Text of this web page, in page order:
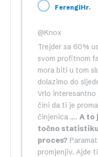
FerengiHr,
@Knox
Trejder sa 60%
svom profitnom
mora biti u tom
dolazimo do
Vrlo interesantno
čini da ti je
činjenica …. A to
točno
proces?
promjenjiv. Ajde